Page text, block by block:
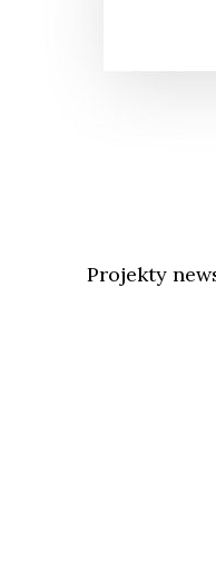
Projekty